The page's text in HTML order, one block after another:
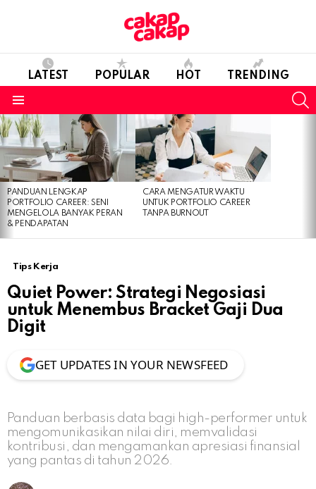
LATEST POPULAR HOT TRENDING
LATEST
STORIES
PANDUAN LENGKAP
PORTFOLIO CAREER: SENI
MENGELOLA BANYAK PERAN
& PENDAPATAN
CARA MENGATUR WAKTU
UNTUK PORTFOLIO CAREER
TANPA BURNOUT
Tips Kerja
Quiet Power: Strategi Negosiasi
untuk Menembus Bracket Gaji Dua
Digit
GET UPDATES IN YOUR NEWSFEED
Panduan berbasis data bagi high-performer untuk
mengomunikasikan nilai diri, memvalidasi
kontribusi, dan mengamankan apresiasi finansial
yang pantas di tahun 2026.